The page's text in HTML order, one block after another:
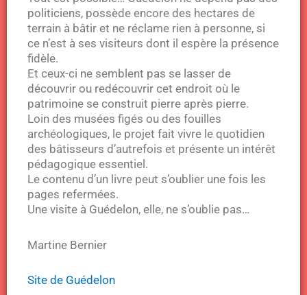
politiciens, possède encore des hectares de
terrain à bâtir et ne réclame rien à personne, si
ce n’est à ses visiteurs dont il espère la présence
fidèle.
Et ceux-ci ne semblent pas se lasser de
découvrir ou redécouvrir cet endroit où le
patrimoine se construit pierre après pierre.
Loin des musées figés ou des fouilles
archéologiques, le projet fait vivre le quotidien
des bâtisseurs d’autrefois et présente un intérêt
pédagogique essentiel.
Le contenu d’un livre peut s’oublier une fois les
pages refermées.
Une visite à Guédelon, elle, ne s’oublie pas…
Martine Bernier
Site de Guédelon